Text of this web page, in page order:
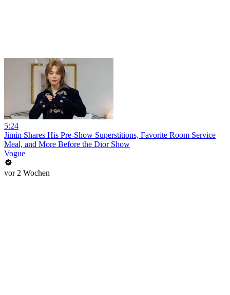
5:24
Jimin Shares His Pre-Show Superstitions, Favorite Room Service
Meal, and More Before the Dior Show
Vogue
vor 2 Wochen